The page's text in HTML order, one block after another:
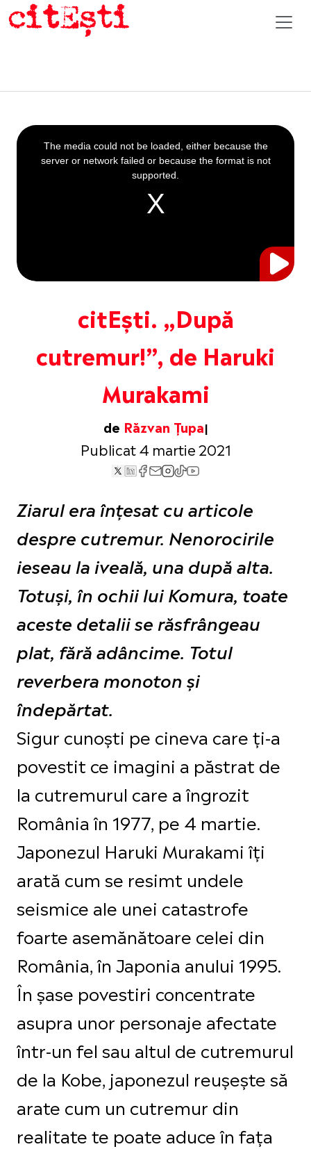
citEști. „După
cutremur!”, de Haruki
Murakami
de Răzvan Țupa
Publicat 4 martie 2021
This
is
a
The media could not be loaded, either because the
server or network failed or because the format is not
supported.
Ziarul era înțesat cu articole
despre cutremur. Nenorocirile
ieseau la iveală, una după alta.
Totuși, în ochii lui Komura, toate
aceste detalii se răsfrângeau
plat, fără adâncime. Totul
reverbera monoton și
îndepărtat.
Sigur cunoști pe cineva care ți-a
povestit ce imagini a păstrat de
la cutremurul care a îngrozit
România în 1977, pe 4 martie.
Japonezul Haruki Murakami îți
arată cum se resimt undele
seismice ale unei catastrofe
foarte asemănătoare celei din
România, în Japonia anului 1995.
În șase povestiri concentrate
asupra unor personaje afectate
într-un fel sau altul de cutremurul
de la Kobe, japonezul reușește să
arate cum un cutremur din
realitate te poate aduce în fața